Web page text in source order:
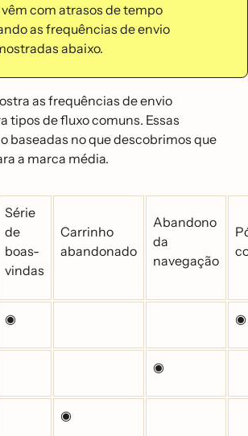
vêm com atrasos de tempo
as frequências de envio
abaixo.
as frequências de envio
tipos de fluxo comuns. Essas
baseadas no que descobrimos que
a marca média.
Série
de
boas-
vindas
Carrinho
abandonado
Abandono
da
navegação
◉ ◉
◉
◉